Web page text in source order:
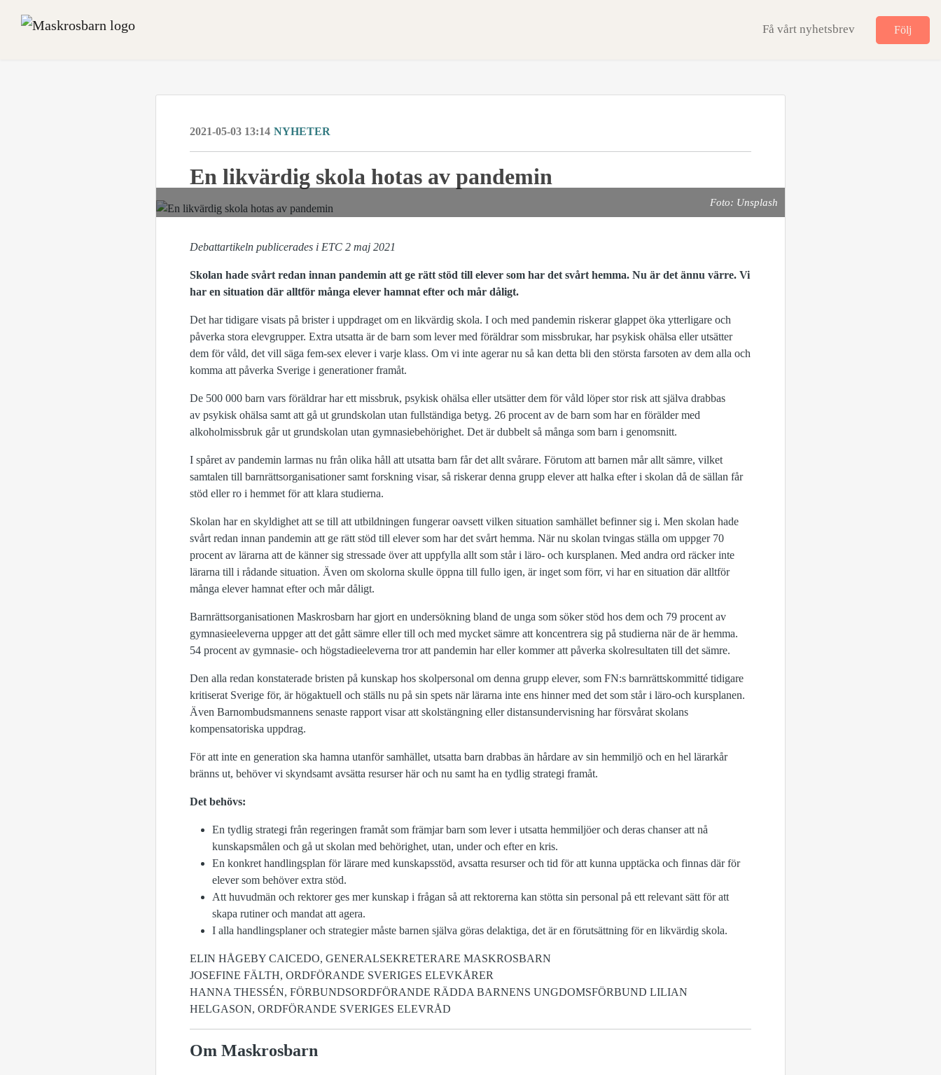
Få vårt nyhetsbrev Följ
2021-05-03 13:14 NYHETER
En likvärdig skola hotas av pandemin
Foto: Unsplash
Debattartikeln publicerades i ETC 2 maj 2021
Skolan hade svårt redan innan pandemin att ge rätt stöd till elever som har det svårt hemma. Nu är det ännu värre. Vi
har en situation där alltför många elever hamnat efter och mår dåligt.
Det har tidigare visats på brister i uppdraget om en likvärdig skola. I och med pandemin riskerar glappet öka ytterligare och
påverka stora elevgrupper. Extra utsatta är de barn som lever med föräldrar som missbrukar, har psykisk ohälsa eller utsätter
dem för våld, det vill säga fem-sex elever i varje klass. Om vi inte agerar nu så kan detta bli den största farsoten av dem alla och
komma att påverka Sverige i generationer framåt.
De 500 000 barn vars föräldrar har ett missbruk, psykisk ohälsa eller utsätter dem för våld löper stor risk att själva drabbas
av psykisk ohälsa samt att gå ut grundskolan utan fullständiga betyg. 26 procent av de barn som har en förälder med
alkoholmissbruk går ut grundskolan utan gymnasiebehörighet. Det är dubbelt så många som barn i genomsnitt.
I spåret av pandemin larmas nu från olika håll att utsatta barn får det allt svårare. Förutom att barnen mår allt sämre, vilket
samtalen till barnrättsorganisationer samt forskning visar, så riskerar denna grupp elever att halka efter i skolan då de sällan får
stöd eller ro i hemmet för att klara studierna.
Skolan har en skyldighet att se till att utbildningen fungerar oavsett vilken situation samhället befinner sig i. Men skolan hade
svårt redan innan pandemin att ge rätt stöd till elever som har det svårt hemma. När nu skolan tvingas ställa om uppger 70
procent av lärarna att de känner sig stressade över att uppfylla allt som står i läro- och kursplanen. Med andra ord räcker inte
lärarna till i rådande situation. Även om skolorna skulle öppna till fullo igen, är inget som förr, vi har en situation där alltför
många elever hamnat efter och mår dåligt.
Barnrättsorganisationen Maskrosbarn har gjort en undersökning bland de unga som söker stöd hos dem och 79 procent av
gymnasieeleverna uppger att det gått sämre eller till och med mycket sämre att koncentrera sig på studierna när de är hemma.
54 procent av gymnasie- och högstadieeleverna tror att pandemin har eller kommer att påverka skolresultaten till det sämre.
Den alla redan konstaterade bristen på kunskap hos skolpersonal om denna grupp elever, som FN:s barnrättskommitté tidigare
kritiserat Sverige för, är högaktuell och ställs nu på sin spets när lärarna inte ens hinner med det som står i läro-och kursplanen.
Även Barnombudsmannens senaste rapport visar att skolstängning eller distansundervisning har försvårat skolans
kompensatoriska uppdrag.
För att inte en generation ska hamna utanför samhället, utsatta barn drabbas än hårdare av sin hemmiljö och en hel lärarkår
bränns ut, behöver vi skyndsamt avsätta resurser här och nu samt ha en tydlig strategi framåt.
Det behövs:
En tydlig strategi från regeringen framåt som främjar barn som lever i utsatta hemmiljöer och deras chanser att nå
kunskapsmålen och gå ut skolan med behörighet, utan, under och efter en kris.
En konkret handlingsplan för lärare med kunskapsstöd, avsatta resurser och tid för att kunna upptäcka och finnas där för
elever som behöver extra stöd.
Att huvudmän och rektorer ges mer kunskap i frågan så att rektorerna kan stötta sin personal på ett relevant sätt för att
skapa rutiner och mandat att agera.
I alla handlingsplaner och strategier måste barnen själva göras delaktiga, det är en förutsättning för en likvärdig skola.
ELIN HÅGEBY CAICEDO, GENERALSEKRETERARE MASKROSBARN
JOSEFINE FÄLTH, ORDFÖRANDE SVERIGES ELEVKÅRER
HANNA THESSÉN, FÖRBUNDSORDFÖRANDE RÄDDA BARNENS UNGDOMSFÖRBUND LILIAN
HELGASON, ORDFÖRANDE SVERIGES ELEVRÅD
Om Maskrosbarn